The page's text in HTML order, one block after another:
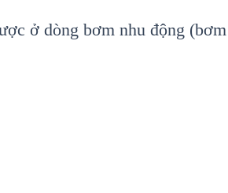
ở dòng bơm nhu động